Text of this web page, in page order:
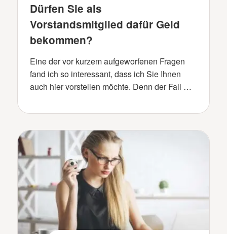
Dürfen Sie als
Vorstandsmitglied dafür Geld
bekommen?
Eine der vor kurzem aufgeworfenen Fragen
fand ich so interessant, dass ich Sie Ihnen
auch hier vorstellen möchte. Denn der Fall …